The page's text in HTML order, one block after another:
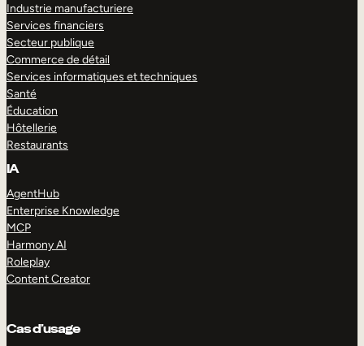
Industrie manufacturiere
Services financiers
Secteur publique
Commerce de détail
Services informatiques et techniques
Santé
Éducation
Hôtellerie
Restaurants
IA
AgentHub
Enterprise Knowledge
MCP
Harmony AI
Roleplay
Content Creator
Cas d’usage